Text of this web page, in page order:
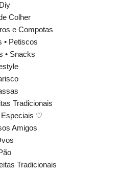
Diy
Colher
e Compotas
• Petiscos
• Snacks
Tradicionais
♡
Amigos
Tradicionais